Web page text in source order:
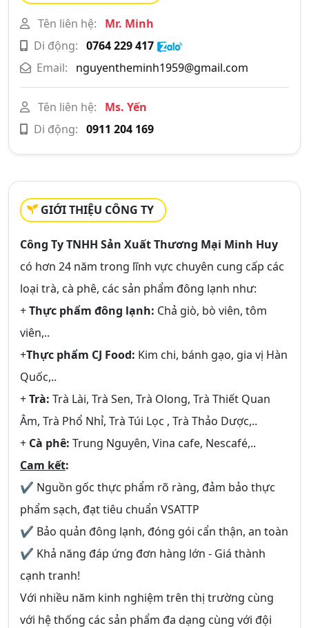
Tên liên hệ:
Mr. Minh
Di động: 0764 229 417
Email:
nguyentheminh1959@gmail.com
Tên liên hệ:
Ms. Yến
Di động: 0911 204 169
GIỚI THIỆU CÔNG TY
Công Ty TNHH Sản Xuất Thương Mại Minh Huy
có hơn 24 năm trong lĩnh vực chuyên cung cấp các
loại trà, cà phê, các sản phẩm đông lạnh như:
+Thực phẩm đông lạnh: Chả giò, bò viên, tôm
viên,..
+Thực phẩm CJ Food: Kim chi, bánh gạo, gia vị Hàn
Quốc,..
+Trà: Trà Lài, Trà Sen, Trà Olong, Trà Thiết Quan
Âm, Trà Phổ Nhỉ, Trà Túi Lọc , Trà Thảo Dược,..
+ Cà phê: Trung Nguyên, Vina cafe, Nescafé,..
Cam kết:
✔ Nguồn gốc thực phẩm rõ ràng, đảm bảo thực
phẩm sạch, đạt tiêu chuẩn VSATTP
✔ Bảo quản đông lạnh, đóng gói cẩn thận, an toàn
✔ Khả năng đáp ứng đơn hàng lớn - Giá thành
cạnh tranh!
Với nhiều năm kinh nghiệm trên thị trường cùng
với hệ thống các sản phẩm đa dạng cùng với đội